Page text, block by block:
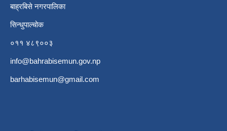
बाह्रबिसे नगरपालिका
सिन्धुपाल्चोक
०११ ४८९००३
info@bahrabisemun.gov.np
barhabisemun@gmail.com